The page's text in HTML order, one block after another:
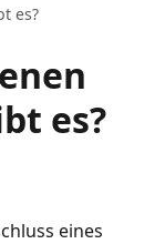
es?
es?
eines